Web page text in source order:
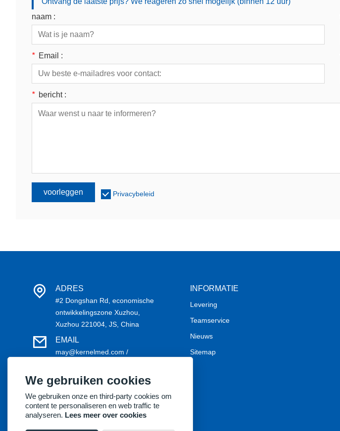
naam :
* Email :
* bericht :
voorleggen Privacybeleid
ADRES
#2 Dongshan Rd, economische
ontwikkelingszone Xuzhou,
Xuzhou 221004, JS, China
EMAIL
may@kernelmed.com /
TELEFOON
INFORMATIE
Levering
Teamservice
Nieuws
Sitemap
We gebruiken cookies
We gebruiken onze en third-party cookies om
content te personaliseren en web traffic te
analyseren. Lees meer over cookies